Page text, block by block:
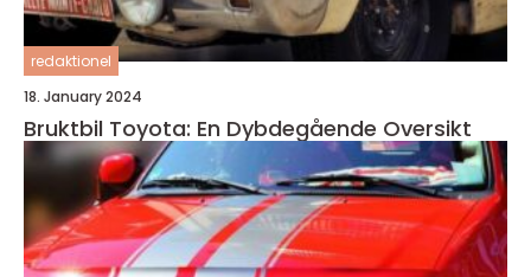
redaktionel
18. January 2024
Bruktbil Toyota: En Dybdegående Oversikt